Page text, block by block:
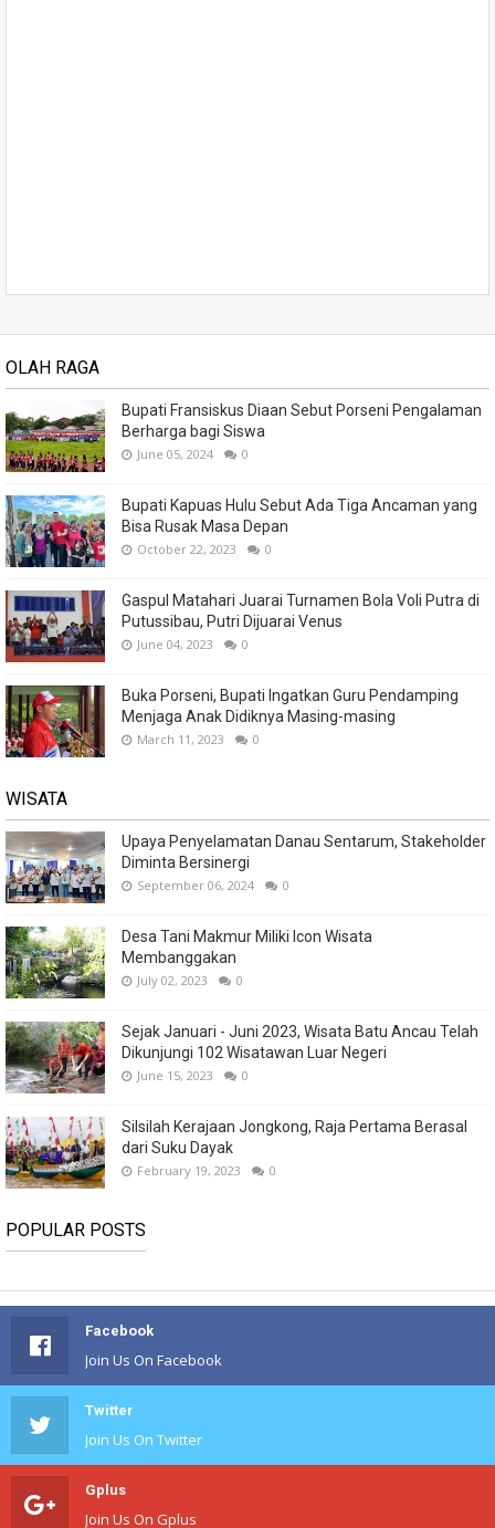
OLAH RAGA
Bupati Fransiskus Diaan Sebut Porseni Pengalaman
Berharga bagi Siswa
June 05, 2024 0
Bupati Kapuas Hulu Sebut Ada Tiga Ancaman yang
Bisa Rusak Masa Depan
October 22, 2023 0
Gaspul Matahari Juarai Turnamen Bola Voli Putra di
Putussibau, Putri Dijuarai Venus
June 04, 2023 0
Buka Porseni, Bupati Ingatkan Guru Pendamping
Menjaga Anak Didiknya Masing-masing
March 11, 2023 0
WISATA
Upaya Penyelamatan Danau Sentarum, Stakeholder
Diminta Bersinergi
September 06, 2024 0
Desa Tani Makmur Miliki Icon Wisata
Membanggakan
July 02, 2023 0
Sejak Januari - Juni 2023, Wisata Batu Ancau Telah
Dikunjungi 102 Wisatawan Luar Negeri
June 15, 2023 0
Silsilah Kerajaan Jongkong, Raja Pertama Berasal
dari Suku Dayak
February 19, 2023 0
POPULAR POSTS
Facebook
Join Us On Facebook
Twitter
Join Us On Twitter
Gplus
Join Us On Gplus